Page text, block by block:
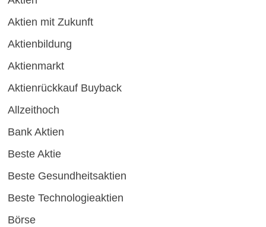
Aktien mit Zukunft
Aktienbildung
Aktienmarkt
Aktienrückkauf Buyback
Allzeithoch
Bank Aktien
Beste Aktie
Beste Gesundheitsaktien
Beste Technologieaktien
Börse